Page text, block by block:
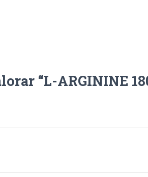
“L-ARGININE